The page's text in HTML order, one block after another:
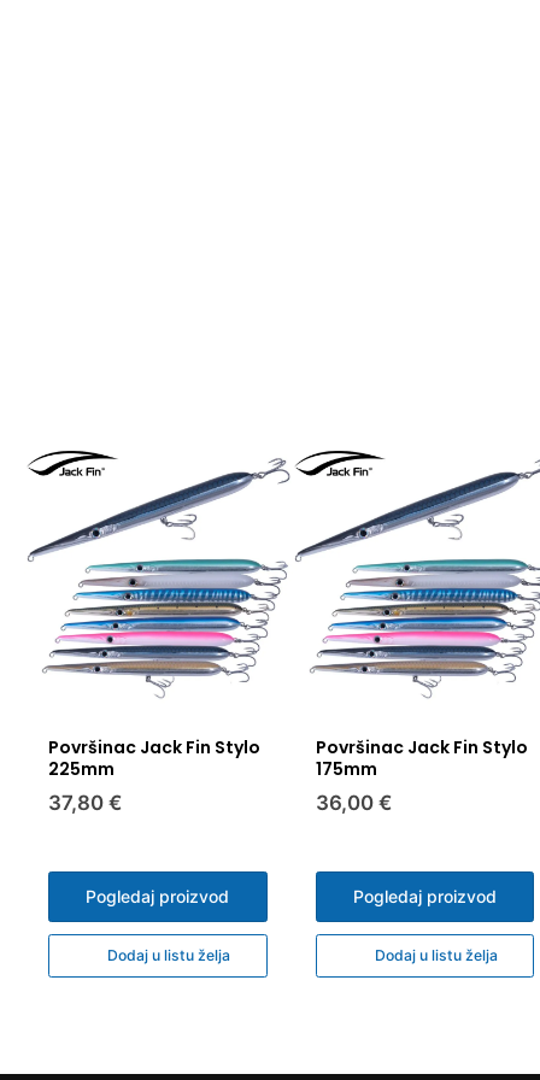
Površinac Jack Fin Stylo
225mm
37,80 €
Pogledaj proizvod
Dodaj u listu želja
Površinac Jack Fin Stylo
175mm
36,00 €
Pogledaj proizvod
Dodaj u listu želja